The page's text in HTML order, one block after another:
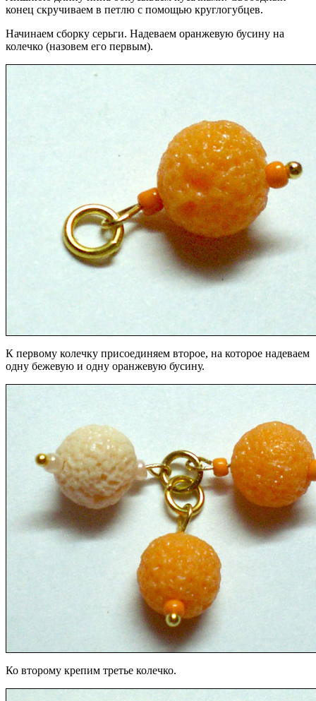
конец скручиваем в петлю с помощью круглогубцев.
Начинаем сборку серьги. Надеваем оранжевую бусину на
колечко (назовем его первым).
К первому колечку присоединяем второе, на которое надеваем
одну бежевую и одну оранжевую бусину.
Ко второму крепим третье колечко.